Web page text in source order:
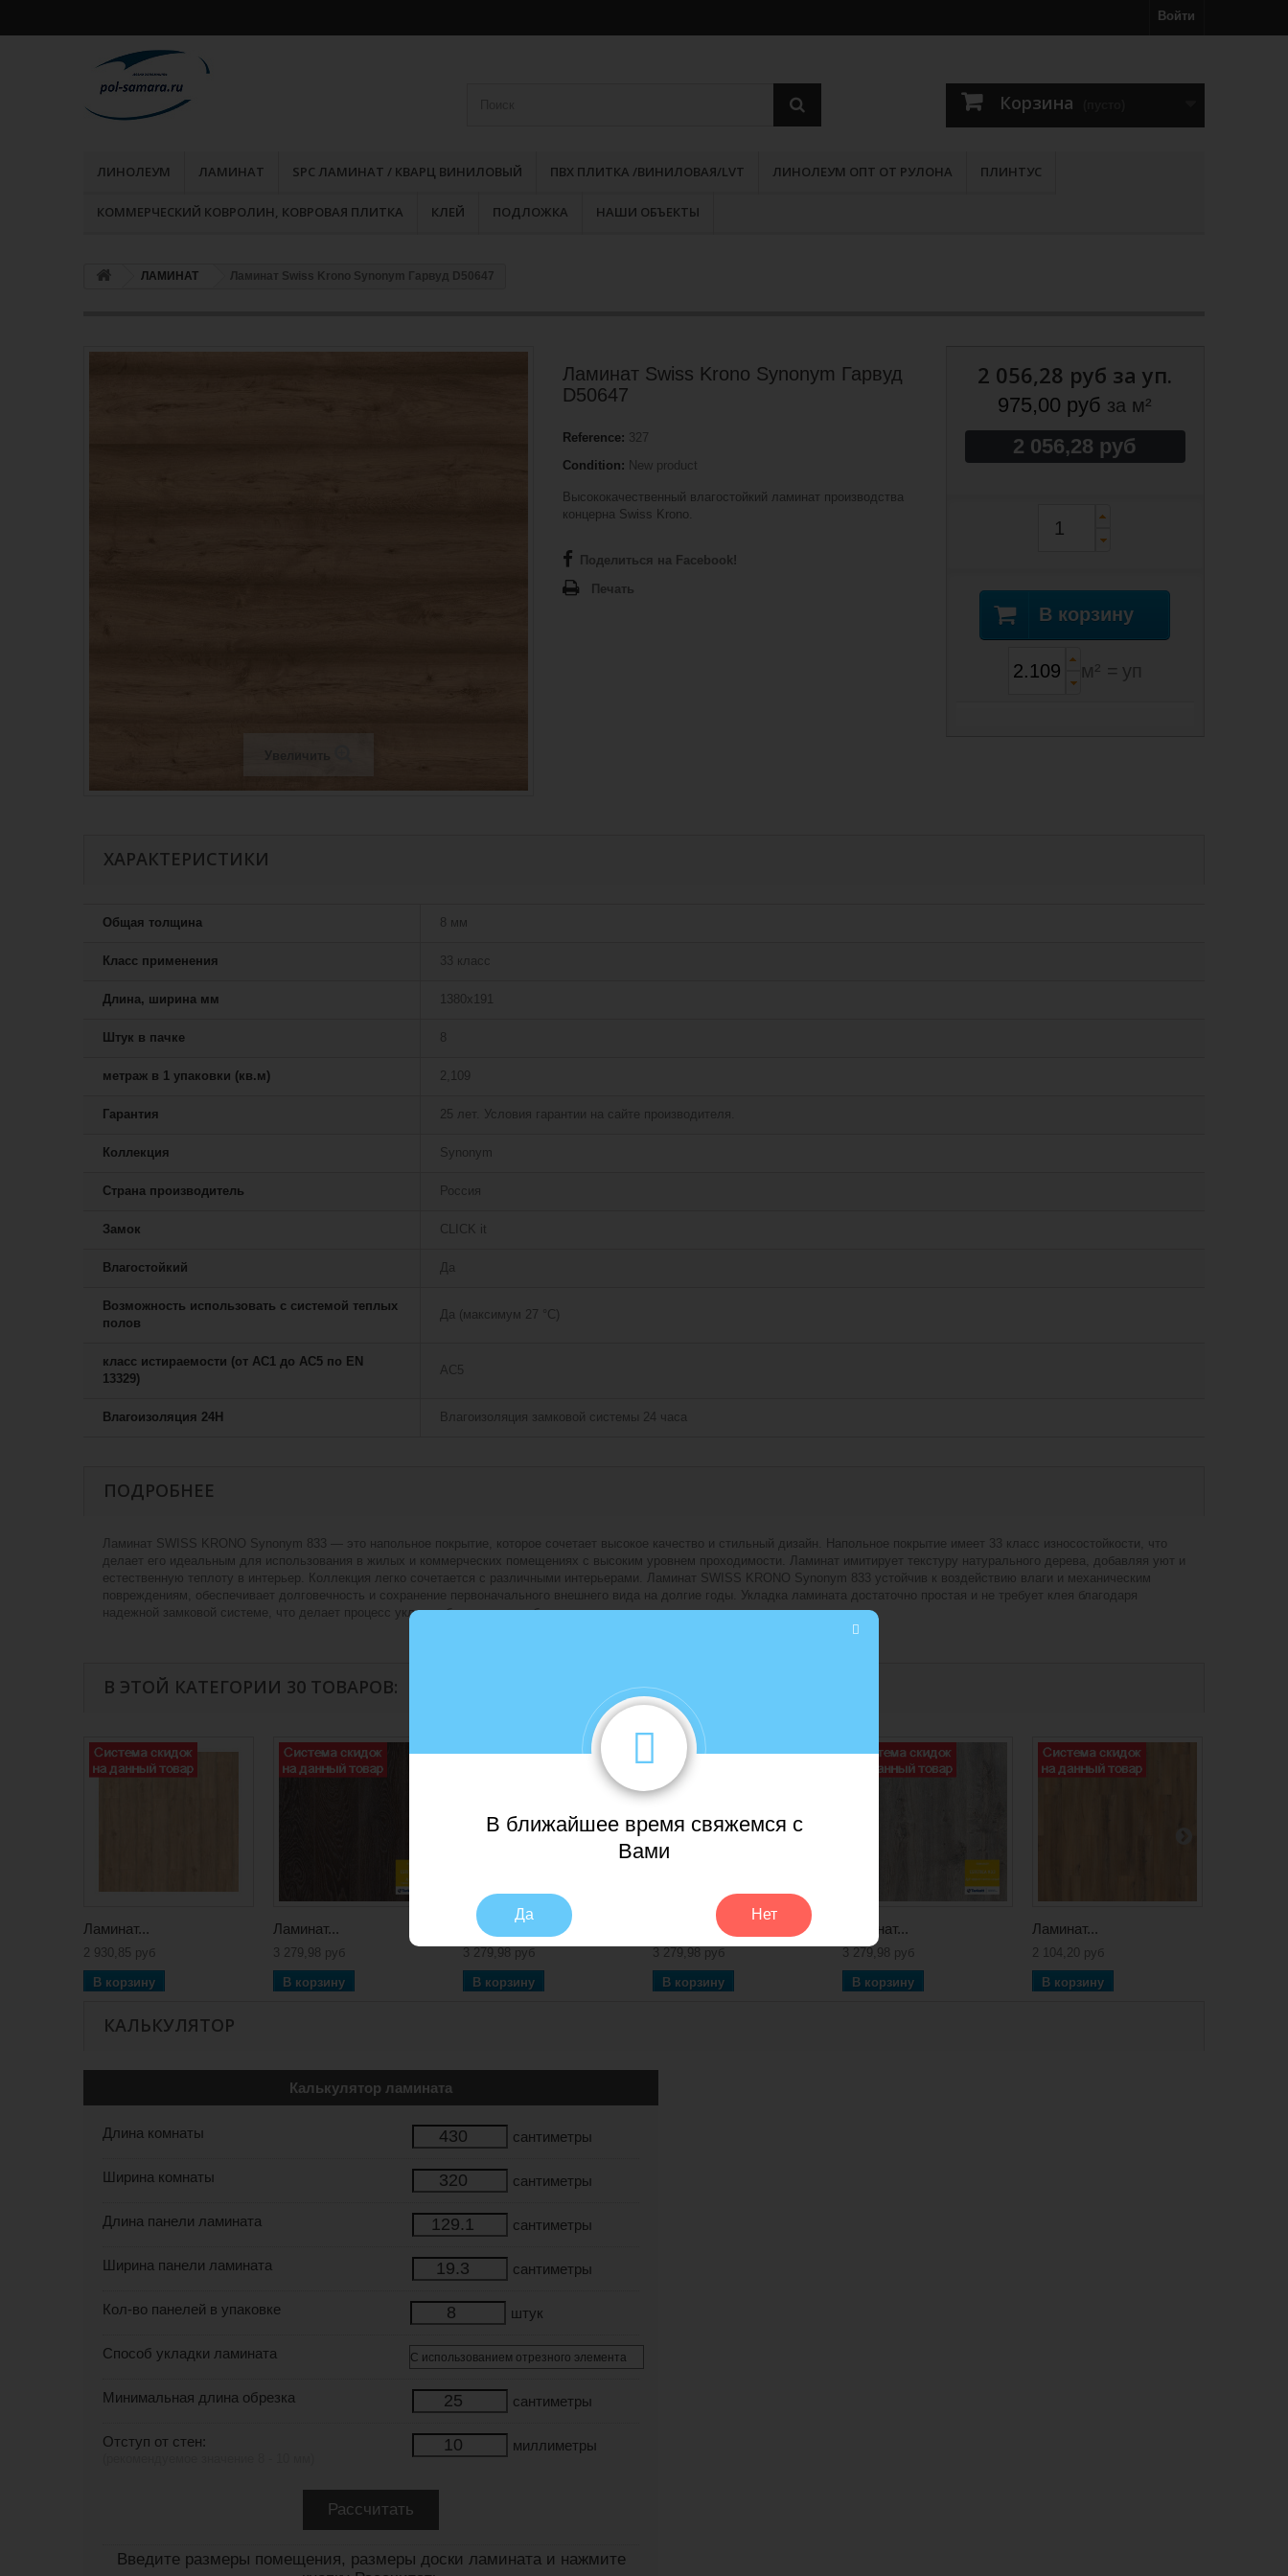
В ближайшее время свяжемся с
Вами
Да Нет
Войти
Корзина
ЛИНОЛЕУМ ЛАМИНАТ SPC ЛАМИНАТ / КВАРЦ ВИНИЛОВЫЙ ПВХ ПЛИТКА /ВИНИЛОВАЯ/LVT ЛИНОЛЕУМ ОПТ ОТ РУЛОНА ПЛИНТУС
КОММЕРЧЕСКИЙ КОВРОЛИН, КОВРОВАЯ ПЛИТКА КЛЕЙ ПОДЛОЖКА НАШИ ОБЪЕКТЫ
ЛАМИНАТ Ламинат Swiss Krono Synonym Гарвуд D50647
Ламинат Swiss Krono Synonym Гарвуд
D50647
Reference: 327
Condition: New product
Высококачественный влагостойкий ламинат производства
концерна Swiss Krono.
Поделиться на Facebook!
Печать
2 056,28 руб за уп.
975,00 руб за м²
2 056,28 руб
В корзину
м² = уп
ХАРАКТЕРИСТИКИ
Общая толщина 8 мм
Класс применения 33 класс
Длина, ширина мм 1380х191
Штук в пачке 8
метраж в 1 упаковки (кв.м) 2,109
Гарантия 25 лет. Условия гарантии на сайте производителя.
Коллекция Synonym
Страна производитель Россия
Замок CLICK it
Влагостойкий Да
Возможность использовать с системой теплых
полов
Да (максимум 27 °C)
класс истираемости (от АС1 до АС5 по EN
13329)
АС5
Влагоизоляция 24H Влагоизоляция замковой системы 24 часа
ПОДРОБНЕЕ
Ламинат SWISS KRONO Synonym 833 — это напольное покрытие, которое сочетает высокое качество и стильный дизайн. Напольное покрытие имеет 33 класс износостойкости, что
делает его идеальным для использования в жилых и коммерческих помещениях с высоким уровнем проходимости. Ламинат имитирует текстуру натурального дерева, добавляя уют и
естественную теплоту в интерьер. Коллекция легко сочетается с различными интерьерами. Ламинат SWISS KRONO Synonym 833 устойчив к воздействию влаги и механическим
повреждениям, обеспечивает долговечность и сохранение первоначального внешнего вида на долгие годы. Укладка ламината достаточно простая и не требует клея благодаря
надежной замковой системе, что делает процесс укладки быстрым и удобным.
В ЭТОЙ КАТЕГОРИИ 30 ТОВАРОВ:
Ламинат...
2 930,85 руб
В корзину
Ламинат...
3 279,98 руб
В корзину
Ламинат...
3 279,98 руб
В корзину
Ламинат...
3 279,98 руб
В корзину
Ламинат...
3 279,98 руб
В корзину
Ламинат...
2 104,20 руб
В корзину
КАЛЬКУЛЯТОР
Калькулятор ламината
Длина комнаты сантиметры
Ширина комнаты сантиметры
Длина панели ламината сантиметры
Ширина панели ламината сантиметры
Кол-во панелей в упаковке штук
Способ укладки ламината
Минимальная длина обрезка сантиметры
Отступ от стен: миллиметры
Введите размеры помещения, размеры доски ламината и нажмите